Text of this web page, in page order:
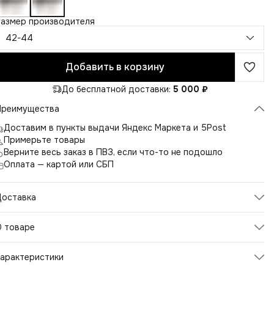
производителя
42-44
Добавить в корзину
До бесплатной доставки: 5 000 ₽
Доставим в пункты выдачи Яндекс Маркета и 5Post
Примерьте товары
Верните весь заказ в ПВЗ, если что-то не подошло
Оплата — картой или СБП
товаре
льняные с отворотом по низу, длина до колена.
с отрезным бочком и резинка по поясу. Ткань 100%